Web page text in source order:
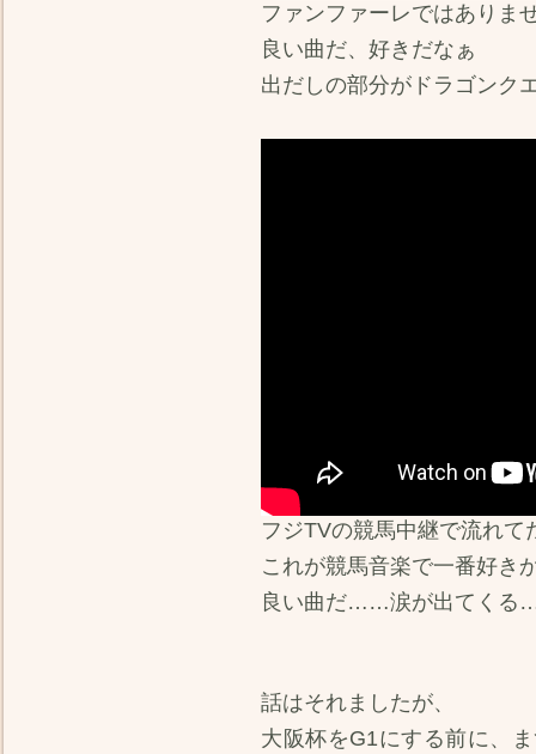
ファンファーレではありま
良い曲だ、好きだなぁ
出だしの部分がドラゴンク
フジTVの競馬中継で流れ
これが競馬音楽で一番好き
良い曲だ……涙が出てく
話はそれましたが、
大阪杯をG1にする前に、